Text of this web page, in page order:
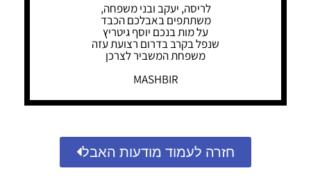
לריסה, יעקב ובני משפחה,
משתתפים באבלכם הכבד
על מות בנכם יוסף גיטריץ
שנפל בקרב בדרום רצועת עזה
משפחת המשביר לצרכן
MASHBIR
חזרה לעמוד מודעות האבל